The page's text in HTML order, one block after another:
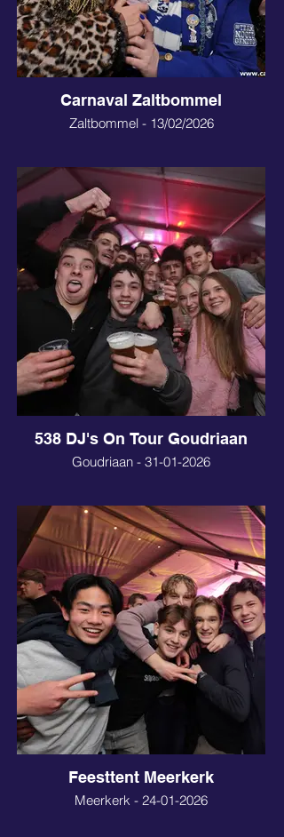
Carnaval Zaltbommel
Zaltbommel - 13/02/2026
538 DJ's On Tour Goudriaan
Goudriaan - 31-01-2026
Feesttent Meerkerk
Meerkerk - 24-01-2026